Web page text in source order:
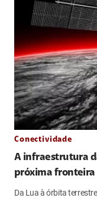
Conectividade
A infraestrutura
próxima fronteira
Da Lua à órbita